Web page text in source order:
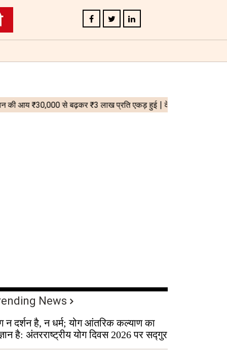
News
न दर्शन है, न धर्म; योग आंतरिक कल्याण का
है: अंतरराष्ट्रीय योग दिवस 2026 पर सद्गुर